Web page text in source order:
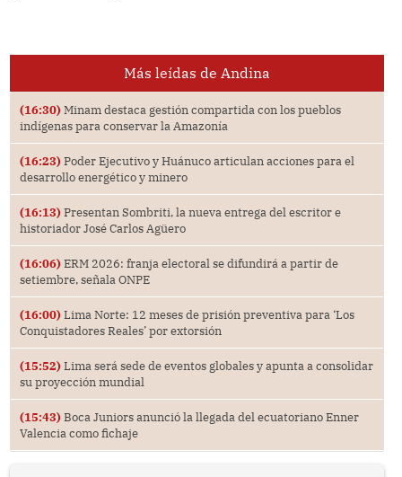
Más leídas de Andina
(16:30) Minam destaca gestión compartida con los pueblos
indígenas para conservar la Amazonía
(16:23) Poder Ejecutivo y Huánuco articulan acciones para el
desarrollo energético y minero
(16:13) Presentan Sombriti, la nueva entrega del escritor e
historiador José Carlos Agüero
(16:06) ERM 2026: franja electoral se difundirá a partir de
setiembre, señala ONPE
(16:00) Lima Norte: 12 meses de prisión preventiva para ‘Los
Conquistadores Reales’ por extorsión
(15:52) Lima será sede de eventos globales y apunta a consolidar
su proyección mundial
(15:43) Boca Juniors anunció la llegada del ecuatoriano Enner
Valencia como fichaje